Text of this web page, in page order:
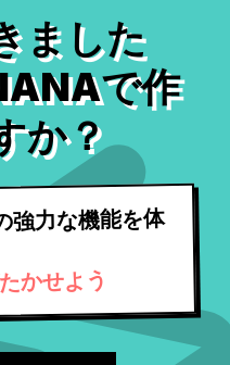
ました
で作
か？
力な機能を体
かせよう